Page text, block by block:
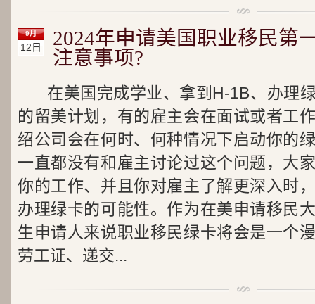
9月
12日
2024年申请美国职业移民第
注意事项?
在美国完成学业、拿到H-1B、办理
的留美计划，有的雇主会在面试或者工
绍公司会在何时、何种情况下启动你的
一直都没有和雇主讨论过这个问题，大
你的工作、并且你对雇主了解更深入时
办理绿卡的可能性。作为在美申请移民
生申请人来说职业移民绿卡将会是一个
劳工证、递交...